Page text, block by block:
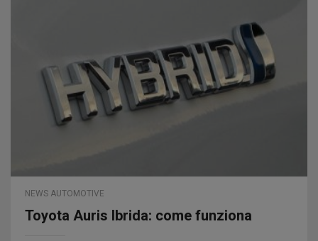
NEWS AUTOMOTIVE
Toyota Auris Ibrida: come funziona